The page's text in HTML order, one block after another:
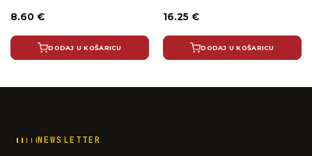
8.60 €
DODAJ U KOŠARICU
16.25 €
DODAJ U KOŠARICU
NEWSLETTER